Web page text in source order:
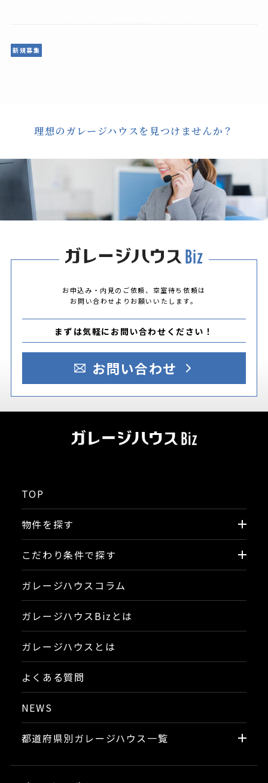
新規募集
理想のガレージハウスを見つけませんか？
お申込み・内見のご依頼、空室待ち依頼は
お問い合わせよりお願いいたします。
まずは気軽にお問い合わせください！
お問い合わせ
TOP
物件を探す
こだわり条件で探す
ガレージハウスコラム
ガレージハウスBizとは
ガレージハウスとは
よくある質問
NEWS
都道府県別ガレージハウス一覧